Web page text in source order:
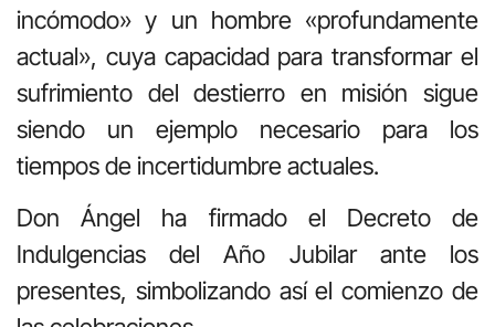
incómodo» y un hombre «profundamente
actual», cuya capacidad para transformar el
sufrimiento del destierro en misión sigue
siendo un ejemplo necesario para los
tiempos de incertidumbre actuales.
Don Ángel ha firmado el Decreto de
Indulgencias del Año Jubilar ante los
presentes, simbolizando así el comienzo de